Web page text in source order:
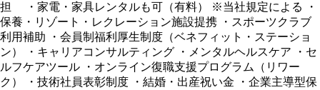
担 ・家電・家具レンタルも可（有料） ※当社規定による ・
保養・リゾート・レクレーション施設提携 ・スポーツクラブ
利用補助 ・会員制福利厚生制度（ベネフィット・ステーショ
ン） ・キャリアコンサルティング ・メンタルヘルスケア ・セ
ルフケアツール ・オンライン復職支援プログラム（リワー
ク） ・技術社員表彰制度 ・結婚・出産祝い金 ・企業主導型保